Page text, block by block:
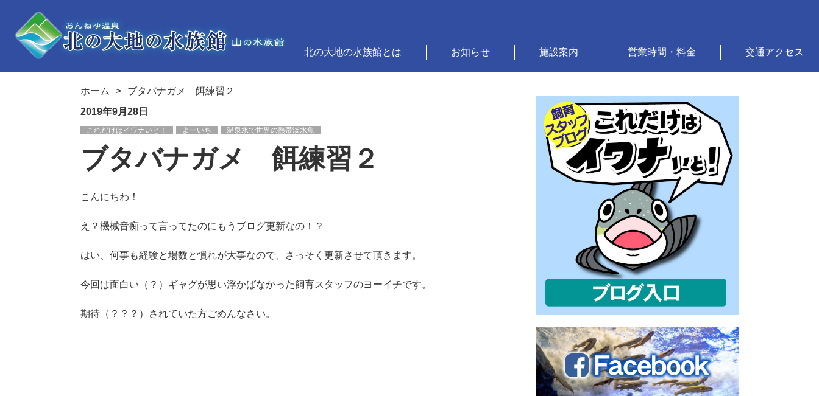
北の大地の水族館とは お知らせ 施設案内 営業時間・料金 交通アクセス
ホーム
ブタバナガメ 餌練習２
2019年9月28日
これだけはイワナいと！ よーいち 温泉水で世界の熱帯淡水魚
ブタバナガメ 餌練習２
こんにちわ！
え？機械音痴って言ってたのにもうブログ更新なの！？
はい、何事も経験と場数と慣れが大事なので、さっそく更新させて頂きます。
今回は面白い（？）ギャグが思い浮かばなかった飼育スタッフのヨーイチです。
期待（？？？）されていた方ごめんなさい。